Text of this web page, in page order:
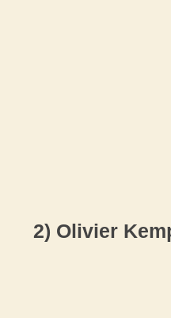
2) Olivier